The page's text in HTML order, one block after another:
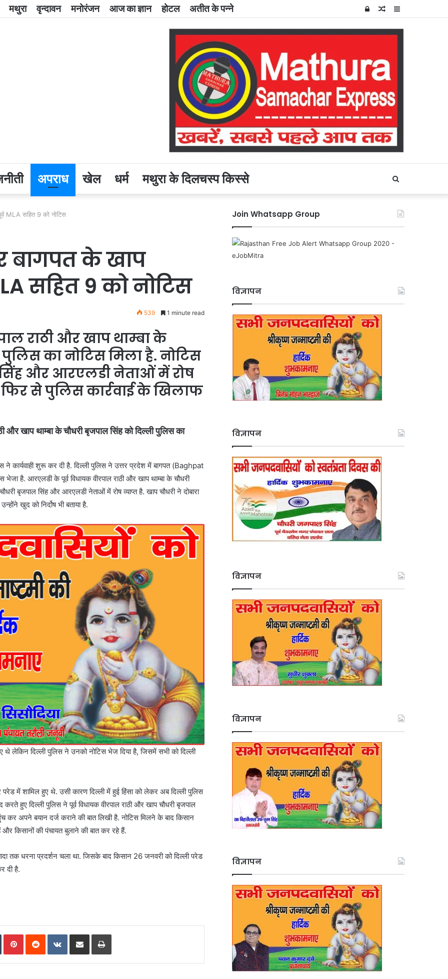
मथुरा वृन्दावन मनोरंजन आज का ज्ञान होटल अतीत के पन्ने Sidebar
Random
Log
अपराध खेल धर्म मथुरा के दिलचस्प किस्से
for
MLA सहित 9 को नोटिस
बागपत के खाप
सहित 9 को नोटिस
539 1 minute read
राठी और खाप थाम्बा के
का नोटिस मिला है. नोटिस
और आरएलडी नेताओं में रोष
फिर से पुलिस कार्रवाई के खिलाफ
और खाप थाम्बा के चौधरी बृजपाल सिंह को दिल्ली पुलिस का
शुरू कर दी है. दिल्ली पुलिस ने उत्तर प्रदेश में बागपत (Baghpat
है. आरएलडी के पूर्व विधायक वीरपाल राठी और खाप थाम्बा के चौधरी
बृजपाल सिंह और आरएलडी नेताओं में रोष व्याप्त है. खाप चौधरी ने दोबारा
खुद को निर्दोष भी बताया है.
थे लेकिन दिल्ली पुलिस ने उनको नोटिस भेज दिया है, जिसमें सभी को दिल्ली
में शामिल हुए थे. उसी कारण दिल्ली में हुई हिंसा को लेकर अब दिल्ली पुलिस
हुए दिल्ली पुलिस ने पूर्व विधायक वीरपाल राठी और खाप चौधरी बृजपाल
कर अपने बयान दर्ज कराने की बात लिखी है. नोटिस मिलने के बाद किसान
किसानों की पंचायत बुलाने की बात कर रहे हैं.
तक धरना प्रदर्शन चला था. जिसके बाद किसान 26 जनवरी को दिल्ली परेड
दी है.
TumblrPinterestReddit VKontakte
Share via Email Print
Join Whatsapp Group
विज्ञापन
विज्ञापन
विज्ञापन
विज्ञापन
विज्ञापन